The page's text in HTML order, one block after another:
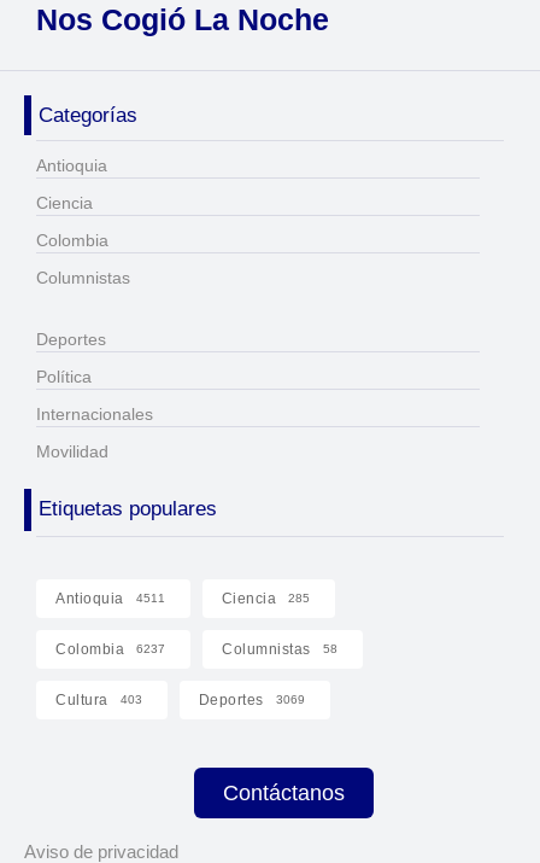
Nos Cogió La Noche
Categorías
Antioquia
Ciencia
Colombia
Columnistas
Deportes
Política
Internacionales
Movilidad
Etiquetas populares
Antioquia 4511 Ciencia 285
Colombia 6237 Columnistas 58
Cultura 403 Deportes 3069
Contáctanos
Aviso de privacidad